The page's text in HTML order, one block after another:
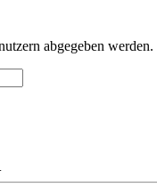
abgegeben